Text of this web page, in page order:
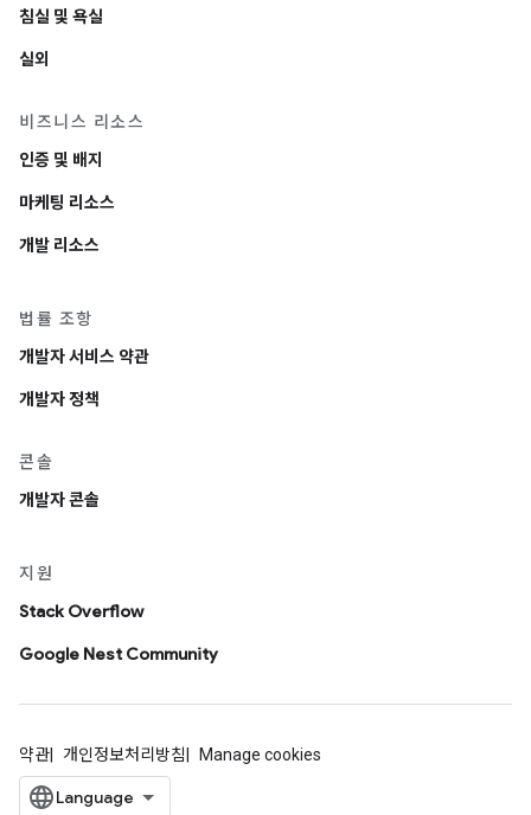
침실 및 욕실
실외
비즈니스 리소스
인증 및 배지
마케팅 리소스
개발 리소스
법률 조항
개발자 서비스 약관
개발자 정책
콘솔
개발자 콘솔
지원
Stack Overflow
Google Nest Community
약관 개인정보처리방침 Manage cookies